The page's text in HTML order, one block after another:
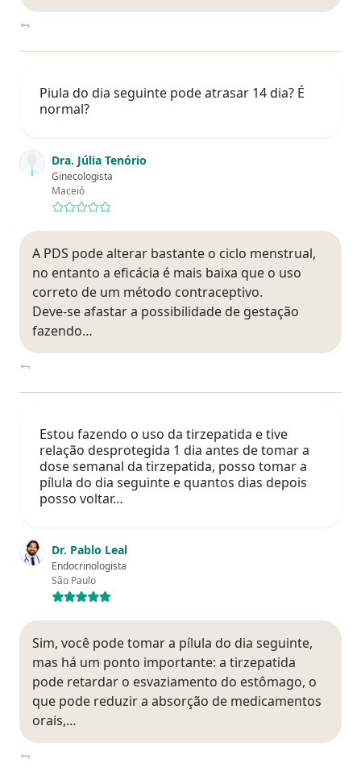
Piula do dia seguinte pode atrasar 14 dia? É
normal?
Dra. Júlia Tenório
Ginecologista
Maceió
A PDS pode alterar bastante o ciclo menstrual,
no entanto a eficácia é mais baixa que o uso
correto de um método contraceptivo.
Deve-se afastar a possibilidade de gestação
fazendo…
Estou fazendo o uso da tirzepatida e tive
relação desprotegida 1 dia antes de tomar a
dose semanal da tirzepatida, posso tomar a
pílula do dia seguinte e quantos dias depois
posso voltar…
Dr. Pablo Leal
Endocrinologista
São Paulo
Sim, você pode tomar a pílula do dia seguinte,
mas há um ponto importante: a tirzepatida
pode retardar o esvaziamento do estômago, o
que pode reduzir a absorção de medicamentos
orais,…